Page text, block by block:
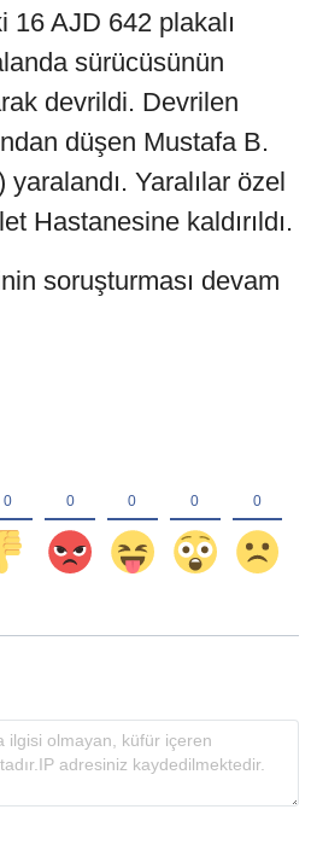
16 AJD 642 plakalı
sürücüsünün
devrildi. Devrilen
düşen Mustafa B.
yaralandı. Yaralılar özel
Hastanesine kaldırıldı.
soruşturması devam